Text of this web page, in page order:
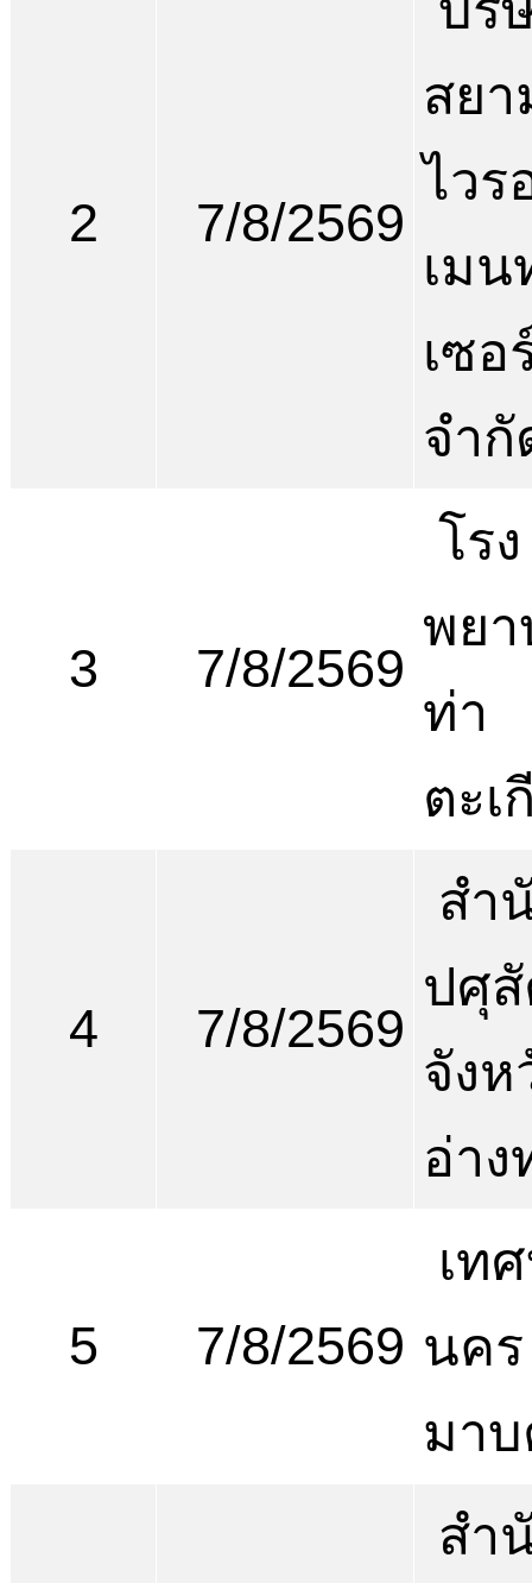
2 7/8/2569
สยา
ไวร
เม
เซอ
จำกั
3 7/8/2569
โรง
พย
ท่า
ตะเ
4 7/8/2569
สำ
ปศุ
จังห
อ่าง
5 7/8/2569
เท
นคร
มา
สำ